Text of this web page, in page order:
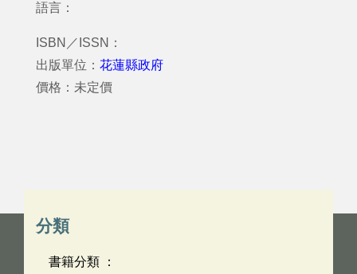
語言：
ISBN／ISSN：
出版單位： 花蓮縣政府
價格：未定價
分類
書籍分類 ：